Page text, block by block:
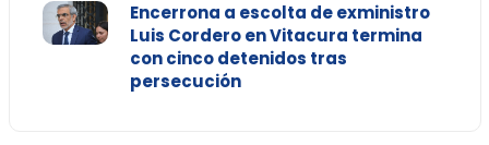
Encerrona a escolta de exministro
Luis Cordero en Vitacura termina
con cinco detenidos tras
persecución